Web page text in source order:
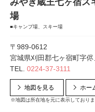
みやぎ蔵王七ヶ宿ス
場
■キャンプ場、スキー場
〒989-0612
宮城県刈田郡七ヶ宿町字
TEL. 0224-37-3111
地図を見る
※地図は所在地を元に表示しておりま
ホー